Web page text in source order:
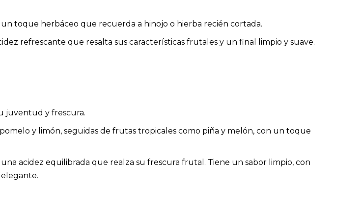
toque herbáceo que recuerda a hinojo o hierba recién cortada.
refrescante que resalta sus características frutales y un final limpio y suave.
juventud y frescura.
y limón, seguidas de frutas tropicales como piña y melón, con un toque
acidez equilibrada que realza su frescura frutal. Tiene un sabor limpio, con